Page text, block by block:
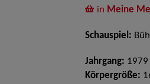
in Meine
Schauspiel:
Jahrgang: 1979
Körpergröße: